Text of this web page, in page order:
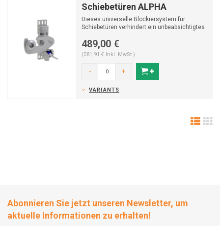
Schiebetüren ALPHA
Dieses universelle Blockiersystem für
Schiebetüren verhindert ein unbeabsichtigtes
489,00 €
(581,91 € Inkl. MwSt.)
- +
VARIANTS
Abonnieren Sie jetzt unseren Newsletter, um
aktuelle Informationen zu erhalten!